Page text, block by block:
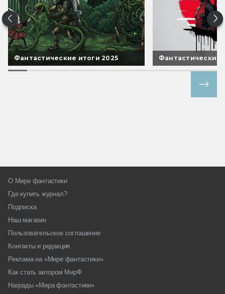
Фантастические итоги 2025 Фантастические
О Мире фантастики
Где купить журнал?
Подписка
Наш магазин
Пользовательское соглашение
Контакты и редакция
Реклама на «Мире фантастики»
Как стать автором МирФ
Награды «Мира фантастики»